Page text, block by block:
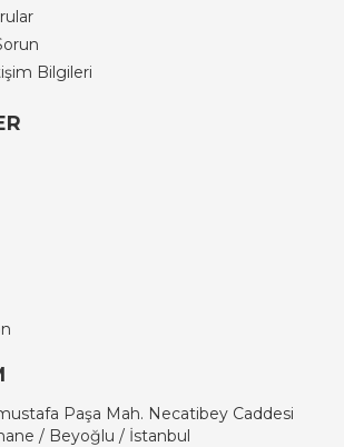
Bilgileri
Paşa Mah. Necatibey Caddesi
/ Beyoğlu / İstanbul